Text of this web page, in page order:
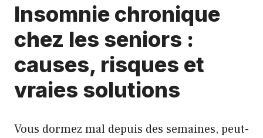
Insomnie chronique
chez les seniors :
causes, risques et
vraies solutions
Vous dormez mal depuis des semaines, peut-